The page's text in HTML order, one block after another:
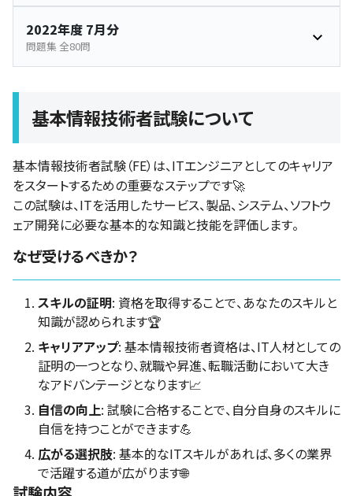
2022年度 7月分
問題集 全80問
基本情報技術者試験について
基本情報技術者試験（FE）は、ITエンジニアとしてのキャリア
をスタートするための重要なステップです🚀
この試験は、ITを活用したサービス、製品、システム、ソフトウ
ェア開発に必要な基本的な知識と技能を評価します。
なぜ受けるべきか？
スキルの証明: 資格を取得することで、あなたのスキルと
知識が認められます🏆
キャリアアップ: 基本情報技術者資格は、IT人材としての
証明の一つとなり、就職や昇進、転職活動において大き
なアドバンテージとなります📈
自信の向上: 試験に合格することで、自分自身のスキルに
自信を持つことができます💪
広がる選択肢: 基本的なITスキルがあれば、多くの業界
で活躍する道が広がります🌐